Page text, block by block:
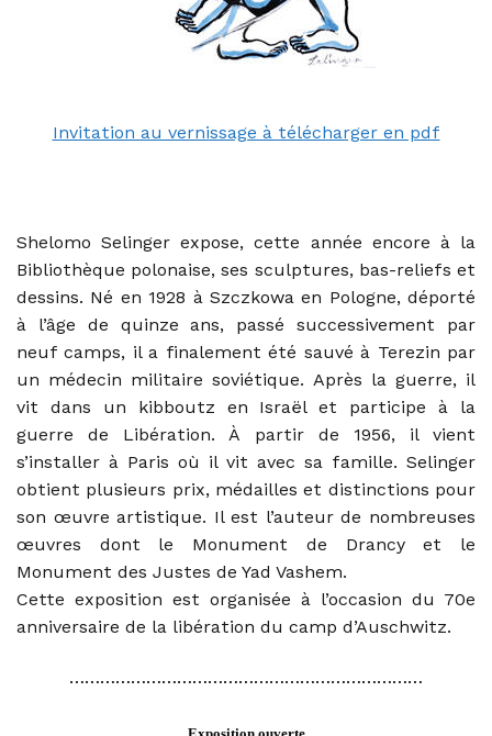
Invitation au vernissage à télécharger en pdf
Shelomo Selinger expose, cette année encore à la
Bibliothèque polonaise, ses sculptures, bas-reliefs et
dessins. Né en 1928 à Szczkowa en Pologne, déporté
à l’âge de quinze ans, passé successivement par
neuf camps, il a finalement été sauvé à Terezin par
un médecin militaire soviétique. Après la guerre, il
vit dans un kibboutz en Israël et participe à la
guerre de Libération. À partir de 1956, il vient
s’installer à Paris où il vit avec sa famille. Selinger
obtient plusieurs prix, médailles et distinctions pour
son œuvre artistique. Il est l’auteur de nombreuses
œuvres dont le Monument de Drancy et le
Monument des Justes de Yad Vashem.
Cette exposition est organisée à l’occasion du 70e
anniversaire de la libération du camp d’Auschwitz.
……………………………………………………………